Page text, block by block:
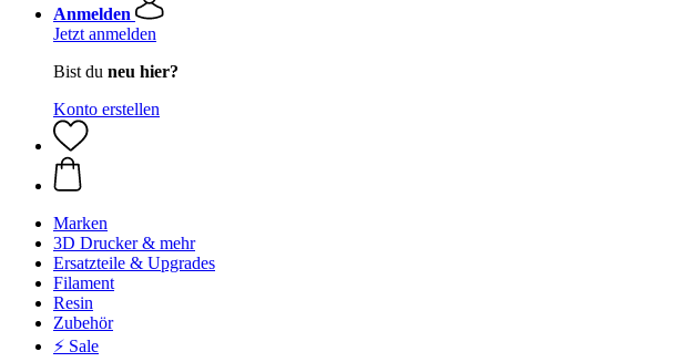
Anmelden
Jetzt anmelden
Bist du neu hier?
Konto erstellen
Marken
3D Drucker & mehr
Ersatzteile & Upgrades
Filament
Resin
Zubehör
⚡ Sale